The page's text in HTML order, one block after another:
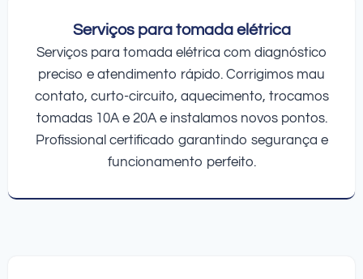
Serviços para tomada elétrica
Serviços para tomada elétrica com diagnóstico
preciso e atendimento rápido. Corrigimos mau
contato, curto-circuito, aquecimento, trocamos
tomadas 10A e 20A e instalamos novos pontos.
Profissional certificado garantindo segurança e
funcionamento perfeito.